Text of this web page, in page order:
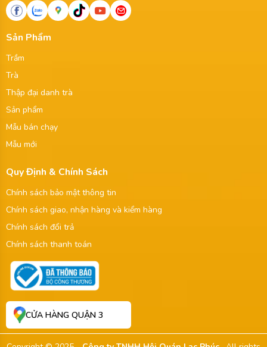
Sản Phẩm
Trầm
Trà
Thập đại danh trà
Sản phẩm
Mẫu bán chạy
Mẫu mới
Quy Định & Chính Sách
Chính sách bảo mật thông tin
Chính sách giao, nhận hàng và kiểm hàng
Chính sách đổi trả
Chính sách thanh toán
CỬA HÀNG QUẬN 3